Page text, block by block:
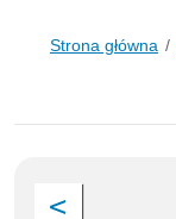
Strona główna